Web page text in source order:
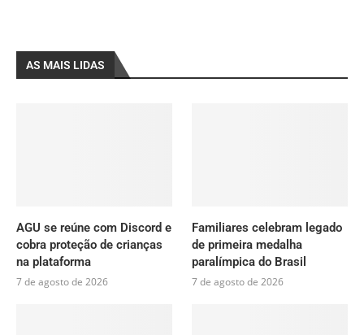
AS MAIS LIDAS
AGU se reúne com Discord e
cobra proteção de crianças
na plataforma
7 de agosto de 2026
Familiares celebram legado
de primeira medalha
paralímpica do Brasil
7 de agosto de 2026